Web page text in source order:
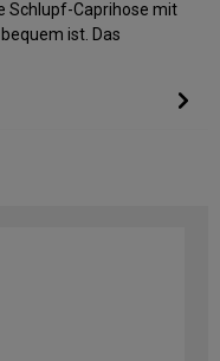
Schlupf-Caprihose mit
ist. Das